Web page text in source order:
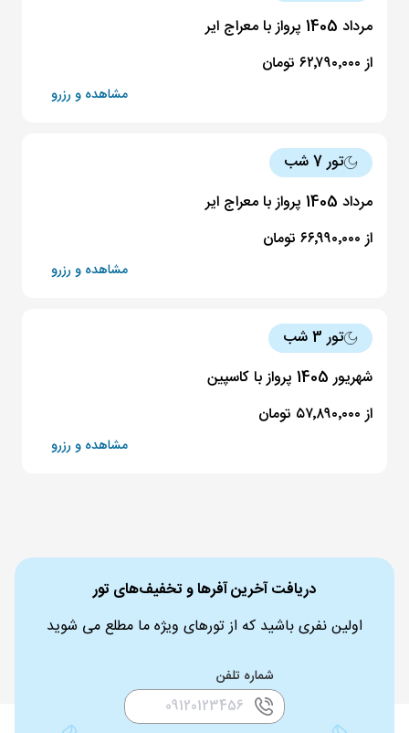
مرداد 1405 پرواز با معراج ایر
از ۶۲٬۷۹۰٬۰۰۰ تومان
مشاهده و رزرو
تور 7 شب
مرداد 1405 پرواز با معراج ایر
از ۶۶٬۹۹۰٬۰۰۰ تومان
مشاهده و رزرو
تور 3 شب
شهریور 1405 پرواز با کاسپین
از ۵۷٬۸۹۰٬۰۰۰ تومان
مشاهده و رزرو
دریافت آخرین آفرها و تخفیف‌های تور
اولین نفری باشید که از تورهای ویژه ما مطلع می شوید
شماره تلفن